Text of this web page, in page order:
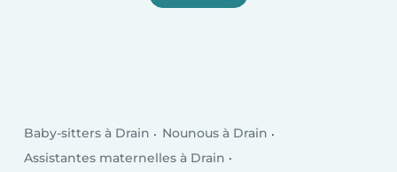
Baby-sitters à Drain
Nounous à Drain
Assistantes maternelles à Drain